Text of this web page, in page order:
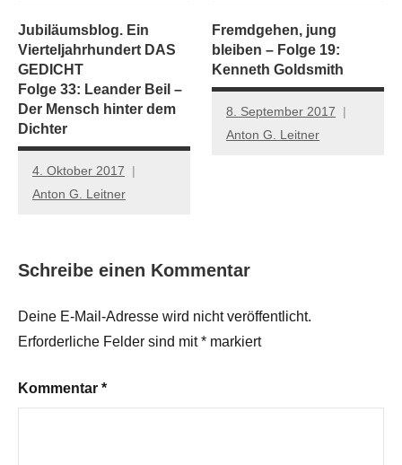
Jubiläumsblog. Ein
Vierteljahrhundert DAS
GEDICHT
Folge 33: Leander Beil –
Der Mensch hinter dem
Dichter
4. Oktober 2017
Anton G. Leitner
Fremdgehen, jung
bleiben – Folge 19:
Kenneth Goldsmith
8. September 2017
Anton G. Leitner
Schreibe einen Kommentar
Deine E-Mail-Adresse wird nicht veröffentlicht.
Erforderliche Felder sind mit* markiert
Kommentar *